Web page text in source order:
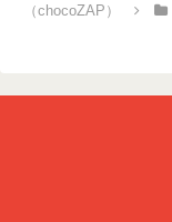
（chocoZAP）